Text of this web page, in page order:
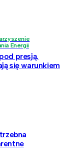
Energii
presją.
się warunkiem